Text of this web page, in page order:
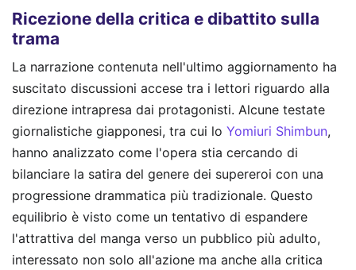
Ricezione della critica e dibattito sulla
trama
La narrazione contenuta nell'ultimo aggiornamento ha
suscitato discussioni accese tra i lettori riguardo alla
direzione intrapresa dai protagonisti. Alcune testate
giornalistiche giapponesi, tra cui lo Yomiuri Shimbun,
hanno analizzato come l'opera stia cercando di
bilanciare la satira del genere dei supereroi con una
progressione drammatica più tradizionale. Questo
equilibrio è visto come un tentativo di espandere
l'attrattiva del manga verso un pubblico più adulto,
interessato non solo all'azione ma anche alla critica